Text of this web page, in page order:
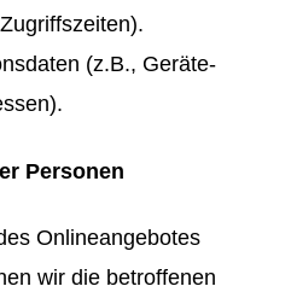
(z.B., Geräte-
Personen
Onlineangebotes
wir die betroffenen